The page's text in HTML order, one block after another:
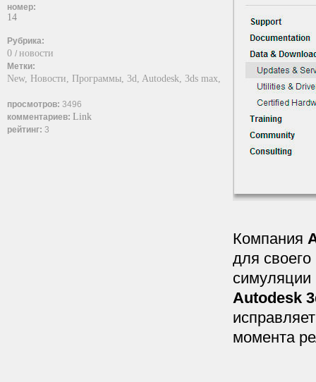
номер:
14
Рубрика:
0 / новости
Метки:
New, Новости, Программы, 3d, Autodesk, 3ds max,
просмотров: 3496
комментариев: Link
рейтинг: 3
Компания
для
симуляции
Autodesk
момента